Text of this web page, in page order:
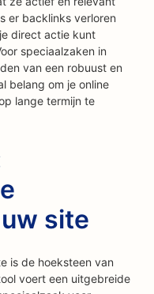
er backlinks verloren
direct actie kunt
speciaalzaken in
van een robuust en
belang om je online
lange termijn te
site
is de hoeksteen van
voert een uitgebreide